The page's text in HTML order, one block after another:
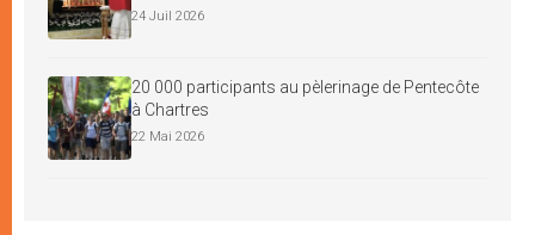
24 Juil 2026
20 000 participants au pèlerinage de Pentecôte
à Chartres
22 Mai 2026